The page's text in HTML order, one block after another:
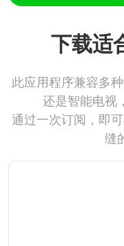
下载适
此应用程序兼容多
还是智能电视
通过一次订阅，即
缝